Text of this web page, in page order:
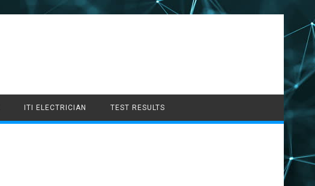
ITI ELECTRICIAN TEST RESULTS